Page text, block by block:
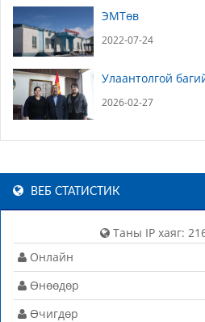
ЭМТөв
2022-07-24
Улаантолгой
2026-02-27
ВЕБ СТАТИСТИК
Таны IP хаяг:
Онлайн
Өнөөдөр
Өчигдөр